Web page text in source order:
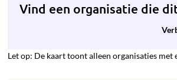
Vind een organisatie die
Let op: De kaart toont alleen organisaties met